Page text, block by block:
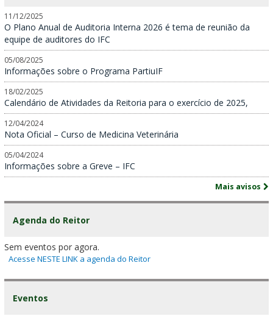
11/12/2025
O Plano Anual de Auditoria Interna 2026 é tema de reunião da
equipe de auditores do IFC
05/08/2025
Informações sobre o Programa PartiuIF
18/02/2025
Calendário de Atividades da Reitoria para o exercício de 2025,
12/04/2024
Nota Oficial – Curso de Medicina Veterinária
05/04/2024
Informações sobre a Greve – IFC
Mais avisos
Agenda do Reitor
Sem eventos por agora.
Acesse NESTE LINK a agenda do Reitor
Eventos